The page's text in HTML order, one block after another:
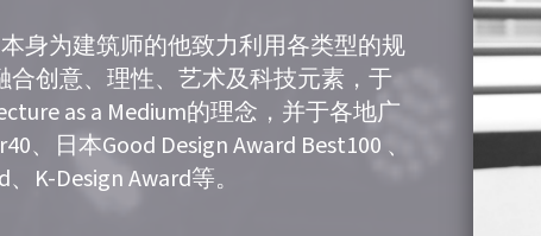
身为建筑师的他致力利用各类型的规
创意、理性、艺术及科技元素，于
as a Medium的理念，并于各地广
、日本Good Design Award Best100 、
K-Design Award等。